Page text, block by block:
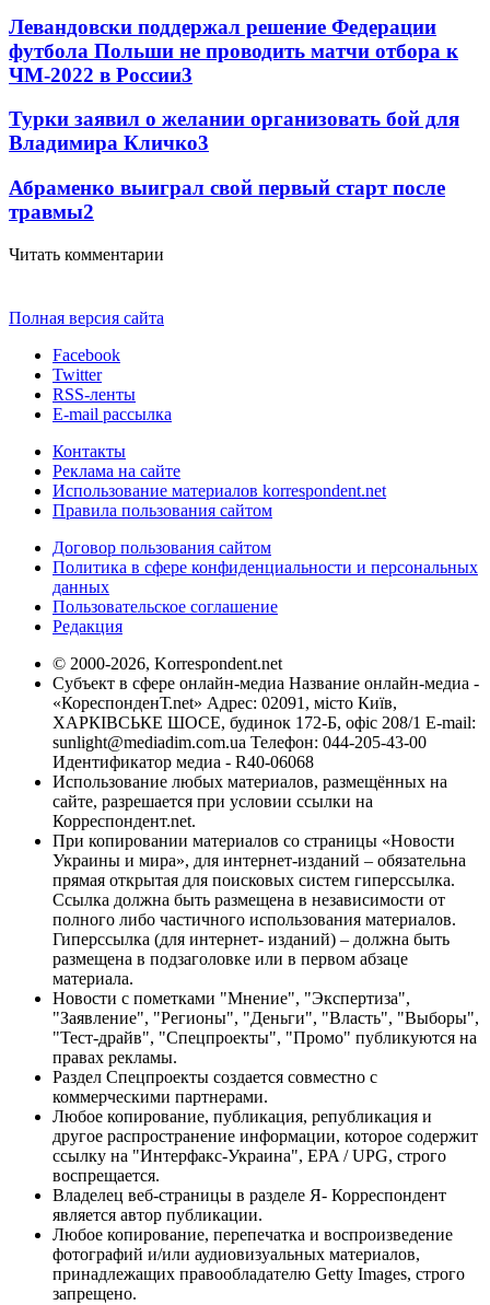
Левандовски поддержал решение Федерации
футбола Польши не проводить матчи отбора к
ЧМ-2022 в России3
Турки заявил о желании организовать бой для
Владимира Кличко3
Абраменко выиграл свой первый старт после
травмы2
Читать комментарии
Полная версия сайта
Facebook
Twitter
RSS-ленты
E-mail рассылка
Контакты
Реклама на сайте
Использование материалов korrespondent.net
Правила пользования сайтом
Договор пользования сайтом
Политика в сфере конфиденциальности и персональных
данных
Пользовательское соглашение
Редакция
© 2000-2026, Korrespondent.net
Субъект в сфере онлайн-медиа Название онлайн-медиа -
«КореспонденТ.net» Адрес: 02091, місто Київ,
ХАРКІВСЬКЕ ШОСЕ, будинок 172-Б, офіс 208/1 E-mail:
sunlight@mediadim.com.ua Телефон: 044-205-43-00
Идентификатор медиа - R40-06068
Использование любых материалов, размещённых на
сайте, разрешается при условии ссылки на
Корреспондент.net.
При копировании материалов со страницы «Новости
Украины и мира», для интернет-изданий – обязательна
прямая открытая для поисковых систем гиперссылка.
Ссылка должна быть размещена в независимости от
полного либо частичного использования материалов.
Гиперссылка (для интернет- изданий) – должна быть
размещена в подзаголовке или в первом абзаце
материала.
Новости с пометками "Мнение", "Экспертиза",
"Заявление", "Регионы", "Деньги", "Власть", "Выборы",
"Тест-драйв", "Спецпроекты", "Промо" публикуются на
правах рекламы.
Раздел Спецпроекты создается совместно с
коммерческими партнерами.
Любое копирование, публикация, републикация и
другое распространение информации, которое содержит
ссылку на "Интерфакс-Украина", EPA / UPG, строго
воспрещается.
Владелец веб-страницы в разделе Я- Корреспондент
является автор публикации.
Любое копирование, перепечатка и воспроизведение
фотографий и/или аудиовизуальных материалов,
принадлежащих правообладателю Getty Images, строго
запрещено.